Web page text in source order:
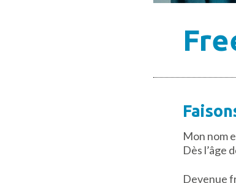
Mon nom
Dès l’âge
Devenue